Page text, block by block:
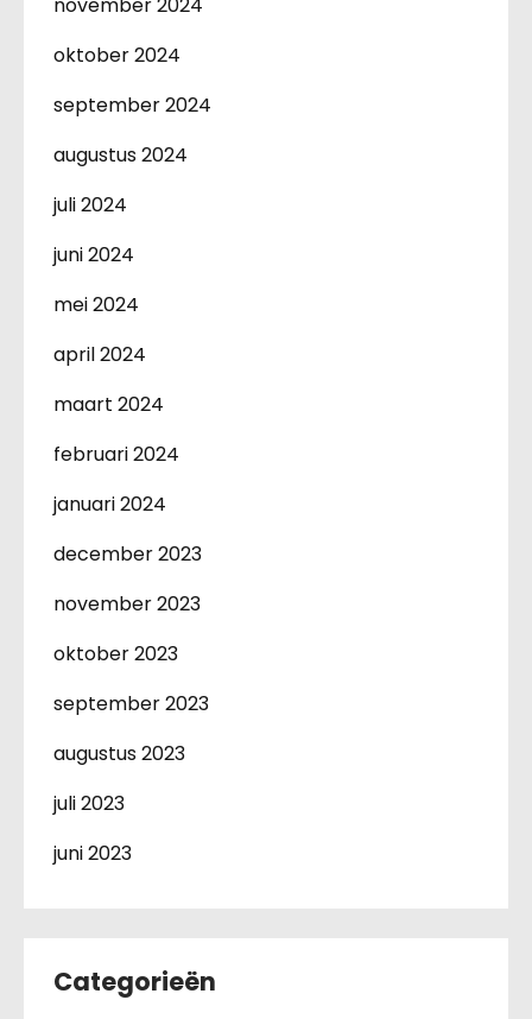
oktober 2024
september 2024
augustus 2024
juli 2024
juni 2024
mei 2024
april 2024
maart 2024
februari 2024
januari 2024
december 2023
november 2023
oktober 2023
september 2023
augustus 2023
juli 2023
juni 2023
Categorieën